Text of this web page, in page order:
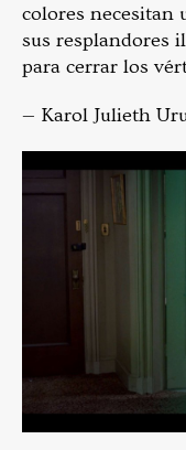
colores necesitan
sus resplandores
para cerrar los
— Karol Julieth